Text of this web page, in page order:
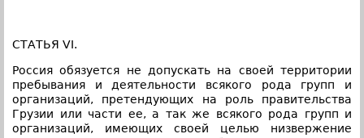
СТАТЬЯ VI.
Россия обязуется не допускать на своей территории
пребывания и деятельности всякого рода групп и
организаций, претендующих на роль правительства
Грузии или части ее, а так же всякого рода групп и
организаций, имеющих своей целью низвержение